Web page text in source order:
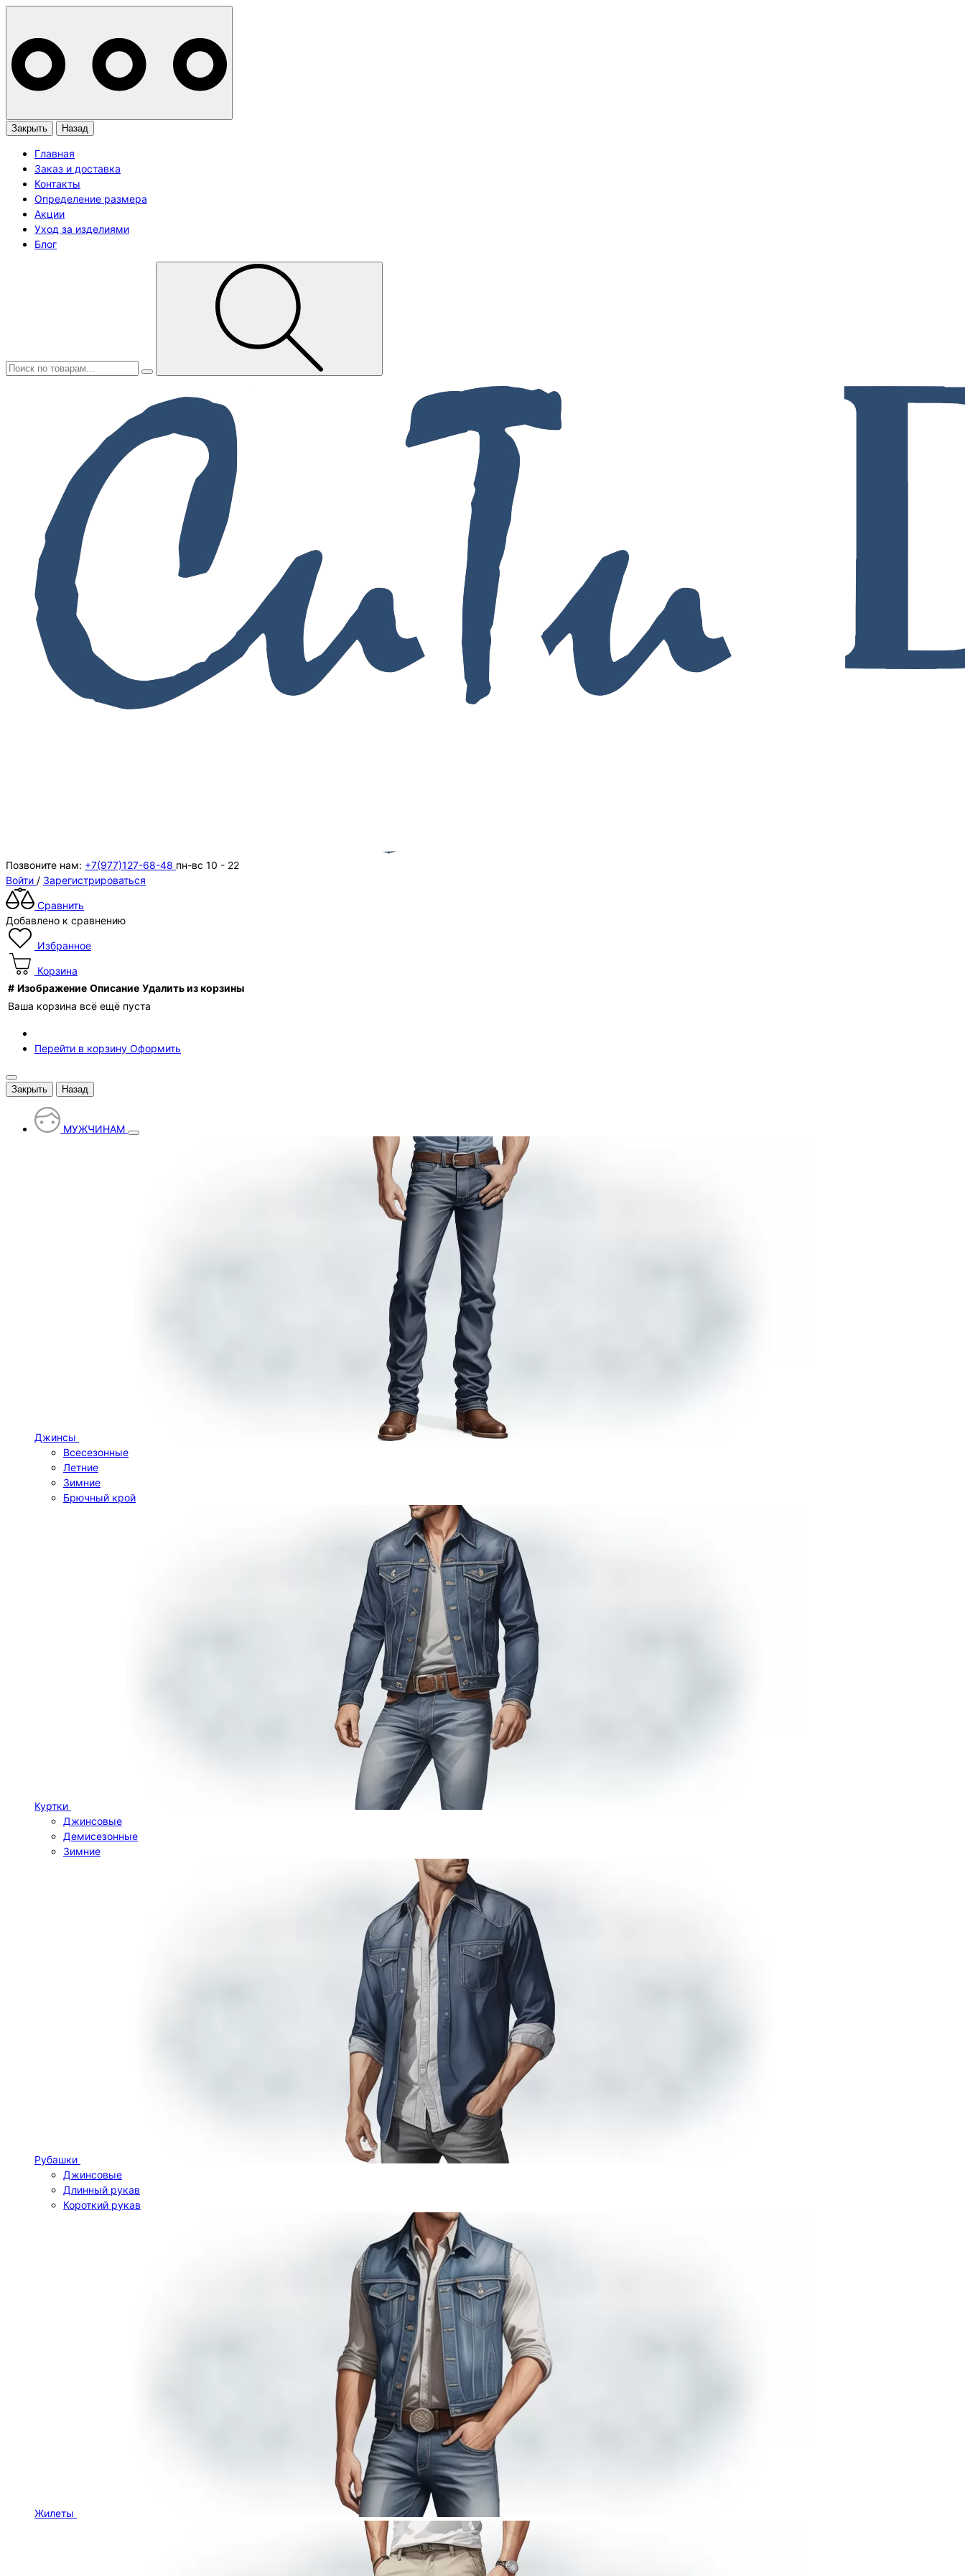
Закрыть Назад
Главная
Заказ и доставка
Контакты
Определение размера
Акции
Уход за изделиями
Блог
Позвоните нам: +7(977)127-68-48 пн-вс 10 - 22
Войти / Зарегистрироваться
Сравнить
Добавлено к сравнению
Избранное
Корзина
# Изображение Описание Удалить из корзины
Ваша корзина всё ещё пуста
Перейти в корзину Оформить
Закрыть Назад
МУЖЧИНАМ
Джинсы
Всесезонные
Летние
Зимние
Брючный крой
Куртки
Джинсовые
Демисезонные
Зимние
Рубашки
Джинсовые
Длинный рукав
Короткий рукав
Жилеты